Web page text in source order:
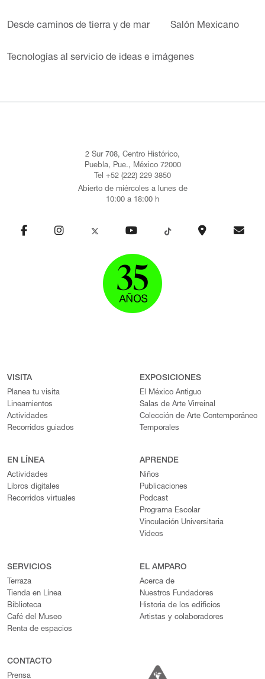
Desde caminos de tierra y de mar Salón Mexicano
Tecnologías al servicio de ideas e imágenes
2 Sur 708, Centro Histórico,
Puebla, Pue., México 72000
Tel +52 (222) 229 3850
Abierto de miércoles a lunes de
10:00 a 18:00 h
VISITA
Planea tu visita
Lineamientos
Actividades
Recorridos guiados
EXPOSICIONES
El México Antiguo
Salas de Arte Virreinal
Colección de Arte Contemporáneo
Temporales
EN LÍNEA
Actividades
Libros digitales
Recorridos virtuales
APRENDE
Niños
Publicaciones
Podcast
Programa Escolar
Vinculación Universitaria
Videos
SERVICIOS
Terraza
Tienda en Línea
Biblioteca
Café del Museo
Renta de espacios
EL AMPARO
Acerca de
Nuestros Fundadores
Historia de los edificios
Artistas y colaboradores
CONTACTO
Prensa